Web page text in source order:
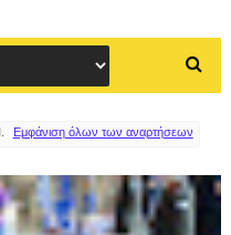
Εμφάνιση όλων των αναρτήσεων